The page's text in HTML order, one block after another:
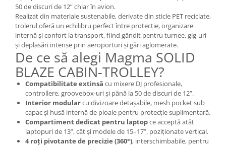
50 de discuri de 12” chiar în avion.
Realizat din materiale sustenabile, derivate din sticle PET reciclate,
trolerul oferă un echilibru perfect între protecție, organizare
internă și confort la transport, fiind gândit pentru turnee, gig-uri
și deplasări intense prin aeroporturi și gări aglomerate.
De ce să alegi Magma SOLID
BLAZE CABIN-TROLLEY?
Compatibilitate extinsă cu mixere DJ profesionale,
controllere, groovebox-uri și până la 50 de discuri de 12”.
Interior modularcu divizoare detașabile, mesh pocket sub
capac și husă internă de ploaie pentru protecție suplimentară.
Compartiment dedicat pentru laptopce acceptă atât
laptopuri de 13”, cât și modele de 15–17”, poziționate vertical.
4 roți pivotante de precizie (360°), interschimbabile, pentru